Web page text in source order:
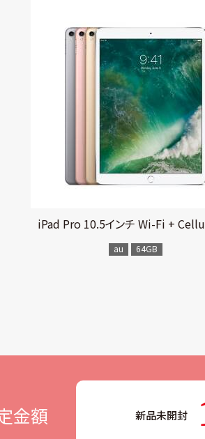
iPad Pro 10.5インチ Wi-Fi +
au 64GB
金額 新品未開封